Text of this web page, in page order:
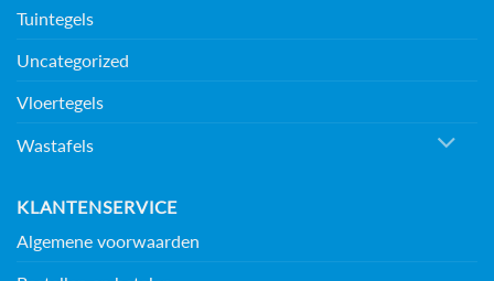
Tuintegels
Uncategorized
Vloertegels
Wastafels
KLANTENSERVICE
Algemene voorwaarden